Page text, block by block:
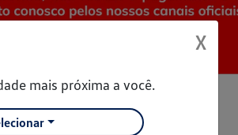
X
mais próxima a você.